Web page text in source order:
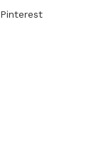
Pinterest